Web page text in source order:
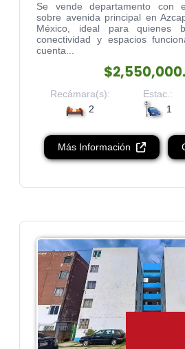
Se vende departamento con
sobre avenida principal en
México, ideal para quienes
conectividad y espacios
cuenta...
Recámara(s):
2
Estac.:
1
Más Información